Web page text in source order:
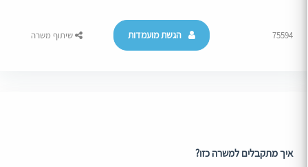
75594 הגשת מועמדות שיתוף משרה
איך מתקבלים למשרה כזו?